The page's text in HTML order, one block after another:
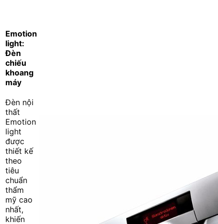
Emotion
light:
Đèn
chiếu
khoang
máy
Đèn nội
thất
Emotion
light
được
thiết kế
theo
tiêu
chuẩn
thẩm
mỹ cao
nhất,
khiến